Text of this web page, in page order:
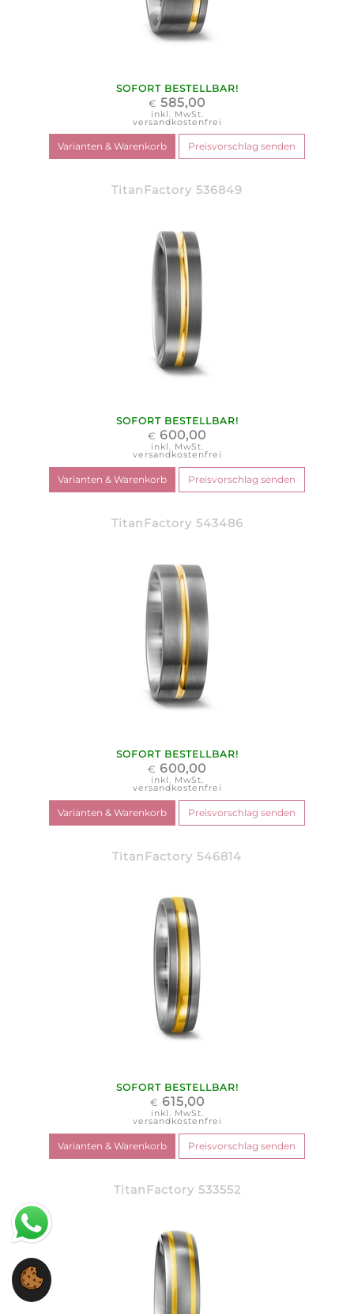
SOFORT BESTELLBAR!
€ 585,00
inkl. MwSt.
versandkostenfrei
TitanFactory 536849
SOFORT BESTELLBAR!
€ 600,00
inkl. MwSt.
versandkostenfrei
TitanFactory 543486
SOFORT BESTELLBAR!
€ 600,00
inkl. MwSt.
versandkostenfrei
TitanFactory 546814
SOFORT BESTELLBAR!
€ 615,00
inkl. MwSt.
versandkostenfrei
TitanFactory 533552